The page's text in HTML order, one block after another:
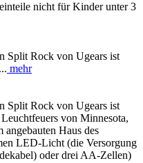
nicht für Kinder unter 3
Split Rock von Ugears ist
mehr
Split Rock von Ugears ist
von Minnesota,
Haus des
LED-Licht (die Versorgung
oder drei AA-Zellen)